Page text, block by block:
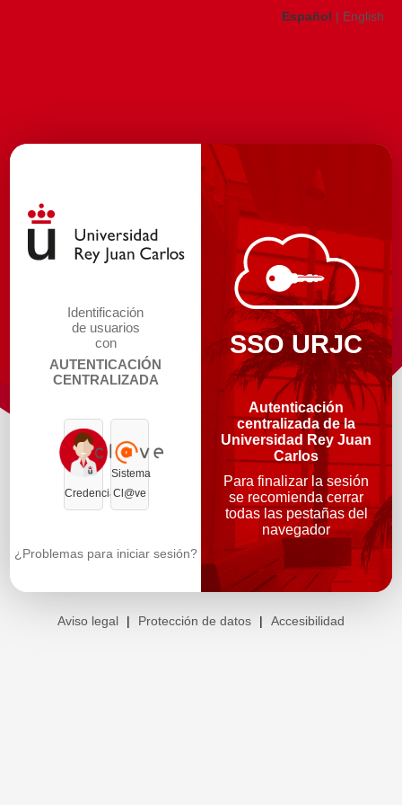
Español | English
Identificación
de usuarios
con
AUTENTICACIÓN
CENTRALIZADA
Credenciales
Sistema
Cl@ve
¿Problemas para iniciar sesión?
SSO URJC
Autenticación
centralizada de la
Universidad Rey Juan
Carlos
Para finalizar la sesión
se recomienda cerrar
todas las pestañas del
navegador
Aviso legal | Protección de datos | Accesibilidad